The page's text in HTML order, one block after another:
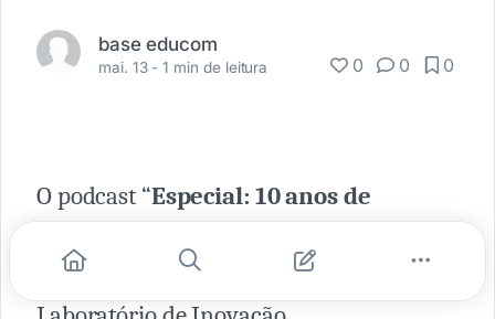
base educom
mai. 13 -1 min de leitura 0 0 0
O podcast “Especial: 10 anos de
uma parceria entre o Labidecom (o